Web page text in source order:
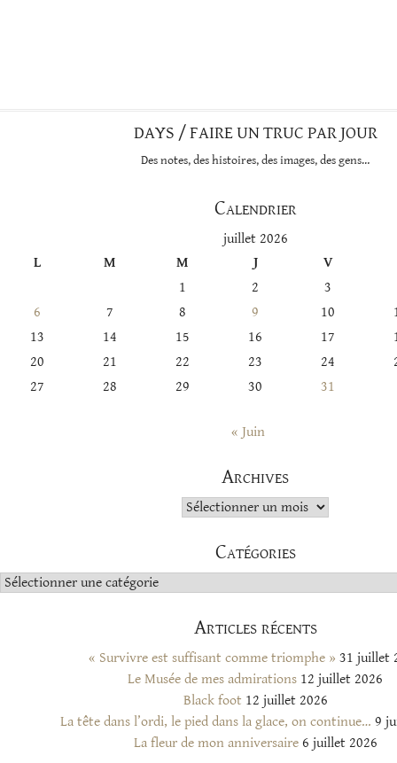
DAYS / FAIRE UN TRUC PAR JOUR
Des notes, des histoires, des images, des gens…
Calendrier
juillet 2026
L
M M J
V
1
2
3
6
7 8 9 10
13
14 15 16 17
20
21 22 23 24
27
28 29 30 31
« Juin
Archives
Archives
Catégories
Catégories
Articles récents
« Survivre est suffisant comme triomphe » 31 juillet
Le Musée de mes admirations 12 juillet 2026
Black foot 12 juillet 2026
La tête dans l’ordi, le pied dans la glace, on continue… 9
La fleur de mon anniversaire 6 juillet 2026